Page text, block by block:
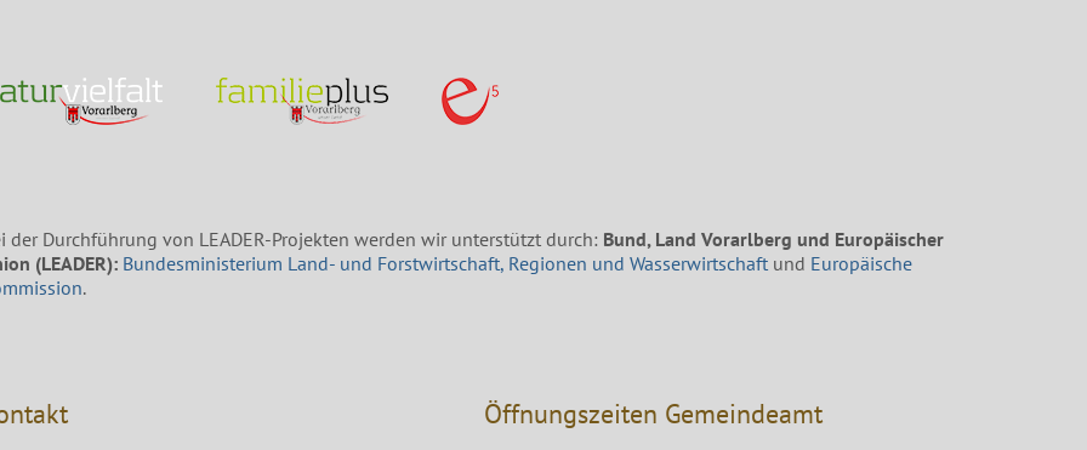
der Durchführung von LEADER-Projekten werden wir unterstützt durch: Bund, Land Vorarlberg und Europäischer
(LEADER): Bundesministerium Land- und Forstwirtschaft, Regionen und Wasserwirtschaft und Europäische
.
Öffnungszeiten Gemeindeamt